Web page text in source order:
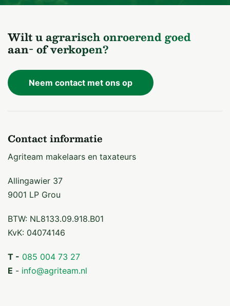
Wilt u agrarisch onroerend goed
aan- of verkopen?
Neem contact met ons op
Contact informatie
Agriteam makelaars en taxateurs
Allingawier 37
9001 LP Grou
BTW: NL8133.09.918.B01
KvK: 04074146
T - 085 004 73 27
E - info@agriteam.nl